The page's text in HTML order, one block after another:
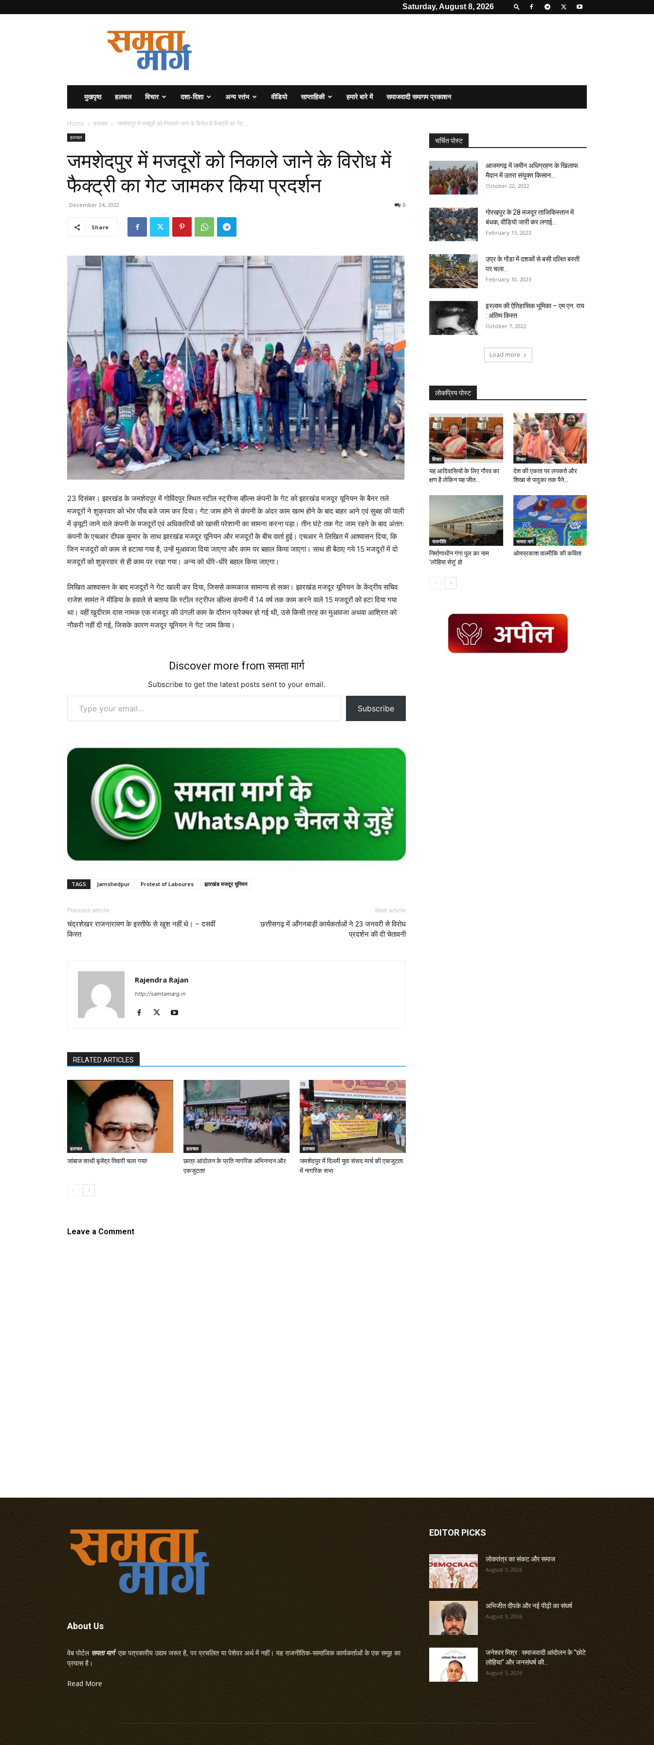
Saturday, August 8, 2026
मुखपृष्ठ हलचल विचार दशा-दिशा अन्य स्तंभ वीडियो साप्ताहिकी हमारे बारे में समाजवादी समागम प्रकाशन
Home हलचल जमशेदपुर में मजदूरों को निकाले जाने के विरोध में फैक्ट्री का गेट...
हलचल
जमशेदपुर में मजदूरों को निकाले जाने के विरोध में
फैक्ट्री का गेट जामकर किया प्रदर्शन
December 24, 2022 0
Share
23 दिसंबर। झारखंड के जमशेदपुर में गोविंदपुर स्थित स्टील स्ट्रीप्स व्हील्स कंपनी के गेट को झारखंड मजदूर यूनियन के बैनर तले
मजदूरों ने शुक्रवार को भोर पाँच बजे जाम कर दिया। गेट जाम होने से कंपनी के अंदर काम खत्म होने के बाद बाहर आने एवं सुबह की पाली
में ड्यूटी जाने वाले कंपनी के मजदूरों एवं अधिकारियों को खासी परेशानी का सामना करना पड़ा। तीन घंटे तक गेट जाम रहने के बाद अंततः
कंपनी के एचआर दीपक कुमार के साथ झारखंड मजदूर यूनियन और मजदूरों के बीच वार्ता हुई। एचआर ने लिखित में आश्वासन दिया, कि
जिन मजदूरों को काम से हटाया गया है, उन्हें मुआवजा दिया जाएगा और काम पर बहाल किया जाएगा। साथ ही बैठाए गये 15 मजदूरों में दो
मजदूरों को शुक्रवार से ही काम पर रखा गया। अन्य को धीरे-धीरे बहाल किया जाएगा।
लिखित आश्वासन के बाद मजदूरों ने गेट खाली कर दिया, जिससे कामकाज सामान्य हो सका। झारखंड मजदूर यूनियन के केंद्रीय सचिव
राजेश सामंत ने मीडिया के हवाले से बताया कि स्टील स्ट्रीप्ल व्हील्स कंपनी में 14 वर्ष तक काम करने वाले 15 मजदूरों को हटा दिया गया
था। वहीं खुदीराम दास नामक एक मजदूर की उंगली काम के दौरान फ्रैक्चर हो गई थी, उसे किसी तरह का मुआवजा अथवा आश्रित को
नौकरी नहीं दी गई, जिसके कारण मजदूर यूनियन ने गेट जाम किया।
Discover more from समता मार्ग
Subscribe to get the latest posts sent to your email.
Type your email…
Subscribe
TAGS Jamshedpur Protest of Laboures झारखंड मजदूर यूनियन
Previous article
चंद्रशेखर राजनारायण के इस्तीफे से खुश नहीं थे। – दसवीं
किस्त
Next article
छत्तीसगढ़ में आँगनबाड़ी कार्यकर्ताओं ने 23 जनवरी से विरोध
प्रदर्शन की दी चेतावनी
Rajendra Rajan
http://samtamarg.in
RELATED ARTICLES
हलचल
जांबाज साथी बृजेंद्र तिवारी चला गया!
हलचल
छात्र आंदोलन के प्रति नागरिक अभिनन्दन और
एकजुटता!
हलचल
जमशेदपुर में दिल्ली युवा संसद मार्च की एकजुटता
में नागरिक सभा
Leave a Comment
चर्चित पोस्ट
आजमगढ़ में जमीन अधिग्रहण के खिलाफ
मैदान में उतरा संयुक्त किसान...
October 22, 2022
गोरखपुर के 28 मजदूर ताजिकिस्तान में
बंधक, वीडियो जारी कर लगाई...
February 15, 2023
उप्र के गोंडा में दशकों से बसी दलित बस्ती
पर चला...
February 10, 2023
इस्लाम की ऐतिहासिक भूमिका – एम.एन. राय
: अंतिम किस्त
October 7, 2022
Load more
लोकप्रिय पोस्ट
विचार
यह आदिवासियों के लिए गौरव का
क्षण है लेकिन यह जीत...
विचार
देश की एकता पर लपकते और
शिखा से पादुका तक पैने...
राजनीति
निर्माणाधीन गंगा पुल का नाम
‘लोहिया सेतु’ हो
समता मार्ग
ओमप्रकाश वाल्मीकि की कविता
About Us
वेब पोर्टल समता मार्गएक पत्रकारीय उद्यम जरूर है, पर प्रचलित या पेशेवर अर्थ में नहीं। यह राजनीतिक-सामाजिक कार्यकर्ताओं के एक समूह का
प्रयास है।
Read More
EDITOR PICKS
लोकतंत्र का संकट और समाज
August 5, 2026
अभिजीत दीपके और नई पीढ़ी का संघर्ष
August 5, 2026
जनेश्वर मिश्र : समाजवादी आंदोलन के “छोटे
लोहिया” और जनसंघर्ष की...
August 5, 2026